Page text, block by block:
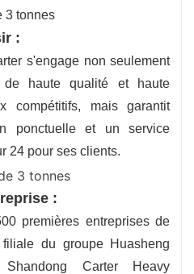
:
s'engage non seulement
haute qualité et haute
compétitifs, mais garantit
ponctuelle et un service
24 pour ses clients.
:
premières entreprises de
du groupe Huasheng
Shandong Carter Heavy